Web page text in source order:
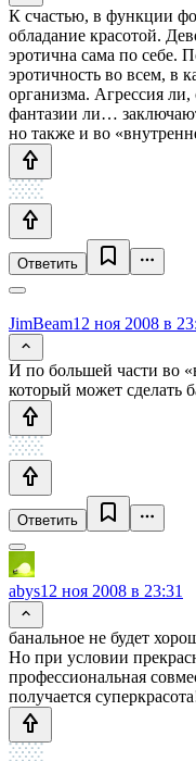
К счастью, в функции
обладание красотой.
эротична сама по себе.
эротичность во всем, в
организма. Агрессия
фантазии ли…
но также и во
Ответить
JimBeam12 ноя 2008 в
И по большей части во
который может сделать
Ответить
abys12 ноя 2008 в 23:31
банальное не будет
Но при условии
профессиональная
получается